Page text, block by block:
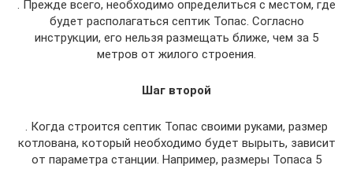
. Прежде всего, необходимо определиться с местом, где
будет располагаться септик Топас. Согласно
инструкции, его нельзя размещать ближе, чем за 5
метров от жилого строения.
Шаг второй
. Когда строится септик Топас своими руками, размер
котлована, который необходимо будет вырыть, зависит
от параметра станции. Например, размеры Топаса 5